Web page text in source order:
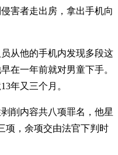
害者走出房，拿出手机向
从他的手机内发现多段这
在一年前就对男童下手。
年又三个月。
削内容共八项罪名，他星
项，余项交由法官下判时